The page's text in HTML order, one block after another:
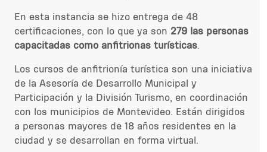
En esta instancia se hizo entrega de 48
certificaciones, con lo que ya son 279 las personas
capacitadas como anfitrionas turísticas.
Los cursos de anfitrionía turística son una iniciativa
de la Asesoría de Desarrollo Municipal y
Participación y la División Turismo, en coordinación
con los municipios de Montevideo. Están dirigidos
a personas mayores de 18 años residentes en la
ciudad y se desarrollan en forma virtual.